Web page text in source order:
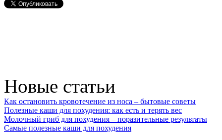
Новые статьи
Как остановить кровотечение из носа – бытовые советы
Полезные каши для похудения: как есть и терять вес
Молочный гриб для похудения – поразительные результаты
Самые полезные каши для похудения